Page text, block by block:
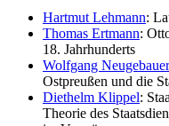
Hartmut Lehmann:
Thomas Ertmann:
18. Jahrhunderts
Wolfgang Neugebauer
Ostpreußen und die
Diethelm Klippel:
Theorie des